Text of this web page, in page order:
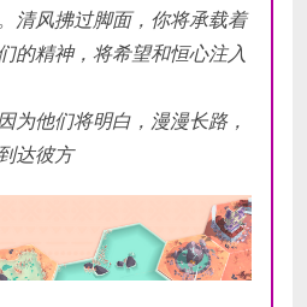
清风拂过脚面，你将承载着
的精神，将希望和恒心注入
为他们将明白，漫漫长路，
达彼方